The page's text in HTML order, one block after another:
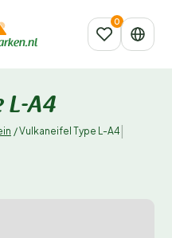
L-A4
/Vulkaneifel Type L-A4